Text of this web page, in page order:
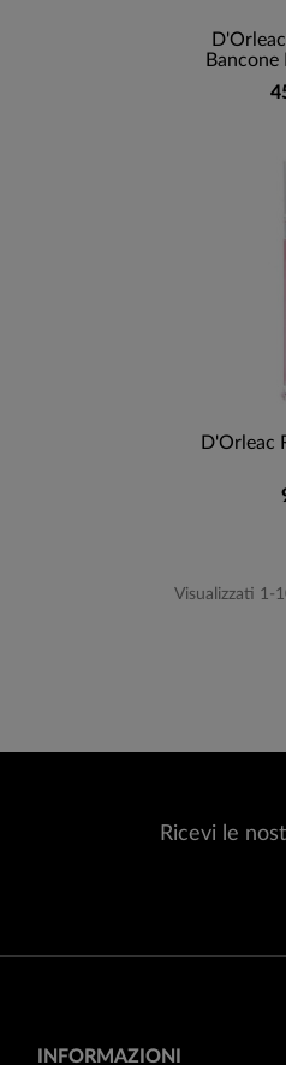
Bancone
D'Orleac
Visualizzati 1-
Ricevi le
INFORMAZIONI